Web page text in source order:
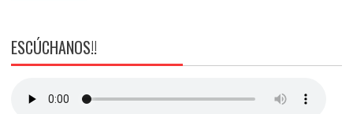
ESCÚCHANOS!!